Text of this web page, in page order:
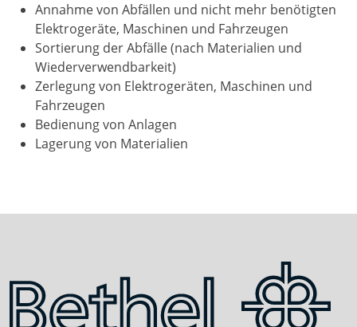
Annahme von Abfällen und nicht mehr benötigten
Elektrogeräte, Maschinen und Fahrzeugen
Sortierung der Abfälle (nach Materialien und
Wiederverwendbarkeit)
Zerlegung von Elektrogeräten, Maschinen und
Fahrzeugen
Bedienung von Anlagen
Lagerung von Materialien